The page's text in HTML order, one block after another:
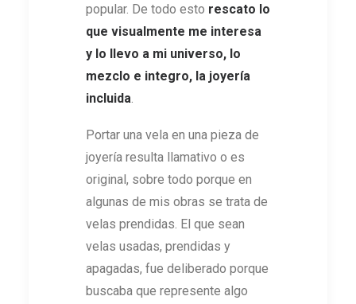
popular. De todo esto rescato lo
que visualmente me interesa
y lo llevo a mi universo, lo
mezclo e integro, la joyería
incluida
Portar una vela en una pieza de
joyería resulta llamativo o es
original, sobre todo porque en
algunas de mis obras se trata de
velas prendidas. El que sean
velas usadas, prendidas y
apagadas, fue deliberado porque
buscaba que represente algo